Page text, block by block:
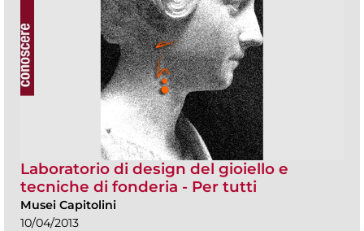
Laboratorio di design del gioiello e
tecniche di fonderia - Per tutti
Musei Capitolini
10/04/2013